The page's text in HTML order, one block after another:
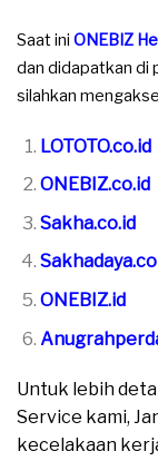
Saat ini ONEBIZ
dan didapatkan di
silahkan
LOTOTO.co.id
ONEBIZ.co.id
Sakha.co.id
ONEBIZ.id
Untuk lebih
Service kami,
kecelakaan